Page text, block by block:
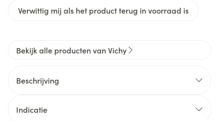
Verwittig mij als het product terug in voorraad is
Bekijk alle producten van Vichy
Beschrijving
Indicatie